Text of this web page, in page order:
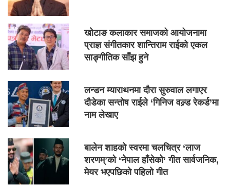
खोटाङ कलाकार समाजको आयोजनामा
प्राज्ञ संगीतकार शान्तिराम राईको एकल
साङ्गीतिक साँझ हुने
लन्डन म्याराथनमा दौरा सुरुवाल लगाएर
दौडेका सन्तोष राईले ‘गिनिज वल्र्ड रेकर्ड’मा
नाम लेखाए
बालेन शाहको स्वरमा चलचित्र ‘लाज
शरणम्’को ‘नेपाल हाँसेको’ गीत सार्वजनिक,
मेयर भएपछिको पहिलो गीत